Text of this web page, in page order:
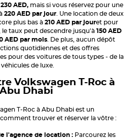
230 AED, mais si vous réservez pour une
220 AED par jour . Une location de deux
plus bas à 210 AED par jouret pour
taux peut descendre jusqu'à 150 AED
AED par mois . De plus, aucun dépôt
quotidiennes et des offres
pour des voitures de tous types - de la
de luxe.
Volkswagen T-Roc à
Abu Dhabi
T-Roc à Abu Dhabi est un
trouver et réserver la vôtre :
l'agence de location : Parcourez les